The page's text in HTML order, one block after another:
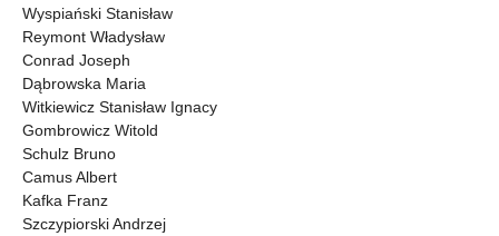
Wyspiański Stanisław
Reymont Władysław
Conrad Joseph
Dąbrowska Maria
Witkiewicz Stanisław Ignacy
Gombrowicz Witold
Schulz Bruno
Camus Albert
Kafka Franz
Szczypiorski Andrzej